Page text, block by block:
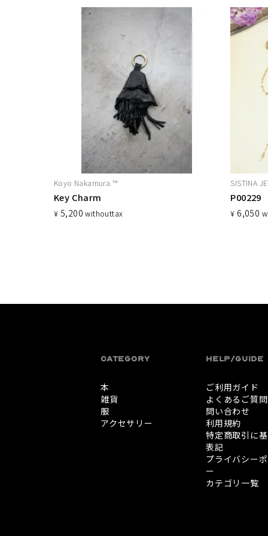
Koyo Nakamura.™︎
Key Charm
¥ 5,200 withouttax
SISTINA
¥ 6,050
CATEGORY
本
雑貨
服
アクセサリー
HELP/GUIDE
ご利用ガイド
よくあるご質
問い合わせ
利用規約
特定商取引に
表記
プライバシー
ー
カテゴリ一覧